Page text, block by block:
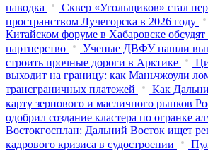
паводка
Сквер «Угольщиков» стал
пространством Лучегорска в 2026 году
Китайском форуме в Хабаровске обсудят
партнерство
Ученые ДВФУ нашли
строить прочные дороги в Арктике
выходит на границу: как Маньчжоули
трансграничных платежей
Как
карту зернового и масличного рынков
одобрил создание кластера по огранке
Востокгосплан: Дальний Восток ищет
кадрового кризиса в судостроении